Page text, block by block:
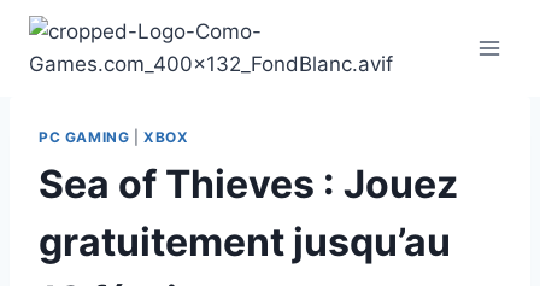
Aller
contenu
PC GAMING |XBOX
Sea of Thieves : Jouez
gratuitement jusqu’au